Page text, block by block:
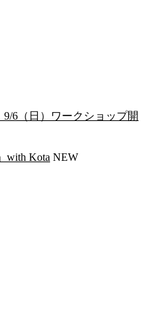
6（日）ワークショップ開
with Kota NEW